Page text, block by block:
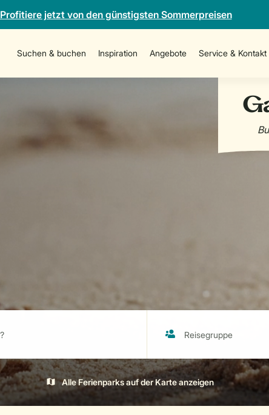
Profitiere jetzt von den günstigsten Sommerpreisen
Suchen & buchen Inspiration Angebote Service & Kontakt
Alle Ferienparks auf der Karte anzeigen